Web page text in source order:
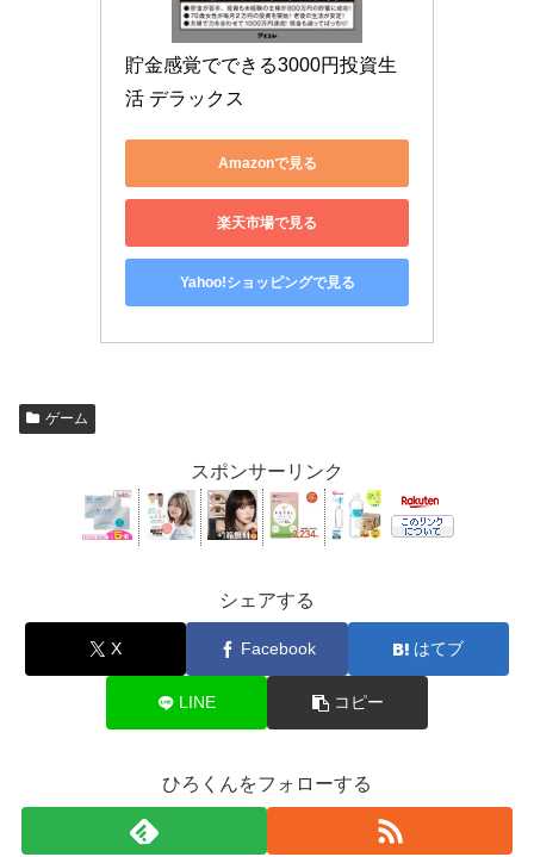
貯金感覚でできる3000円投資生
活 デラックス
Amazonで見る
楽天市場で見る
Yahoo!ショッピングで見る
ゲーム
スポンサーリンク
シェアする
X Facebook はてブ
LINE コピー
ひろくんをフォローする